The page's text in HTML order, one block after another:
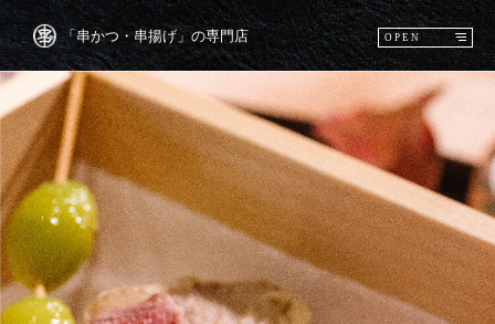
「串かつ・串揚げ」の専門店 OPEN